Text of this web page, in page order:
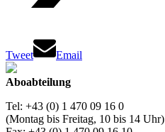
Tweet Email
Aboabteilung
Tel: +43 (0) 1 470 09 16 0
(Montag bis Freitag, 10 bis 14 Uhr)